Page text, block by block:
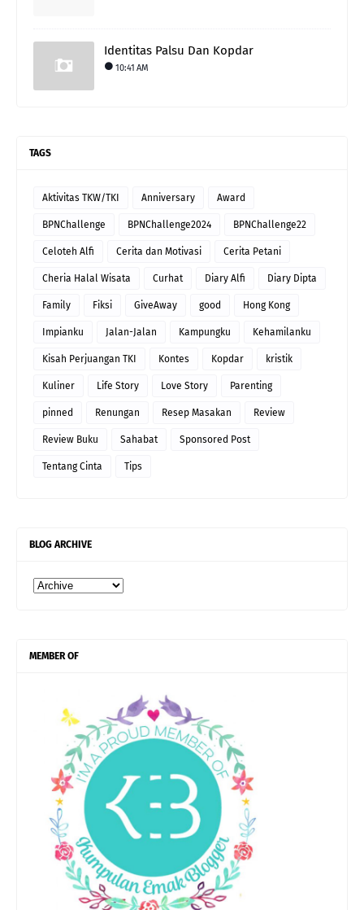
Identitas Palsu Dan Kopdar
10:41 AM
TAGS
Aktivitas TKW/TKI Anniversary Award
BPNChallenge BPNChallenge2024 BPNChallenge22
Celoteh Alfi Cerita dan Motivasi Cerita Petani
Cheria Halal Wisata Curhat Diary Alfi Diary Dipta
Family Fiksi GiveAway good Hong Kong
Impianku Jalan-Jalan Kampungku Kehamilanku
Kisah Perjuangan TKI Kontes Kopdar kristik
Kuliner Life Story Love Story Parenting
pinned Renungan Resep Masakan Review
Review Buku Sahabat Sponsored Post
Tentang Cinta Tips
BLOG ARCHIVE
MEMBER OF